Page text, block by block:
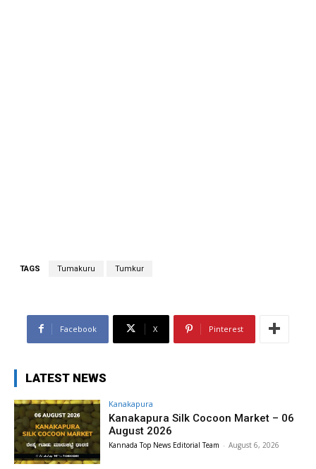
TAGS Tumakuru Tumkur
Facebook X Pinterest
LATEST NEWS
Kanakapura
Kanakapura Silk Cocoon Market – 06
August 2026
Kannada Top News Editorial Team - August 6, 2026